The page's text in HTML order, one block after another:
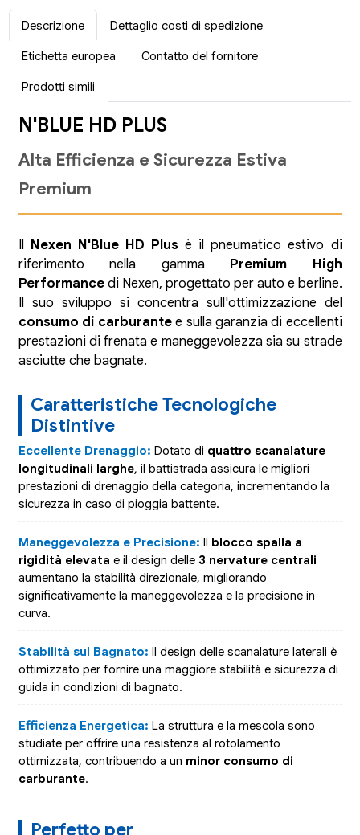
Descrizione Dettaglio costi di spedizione
Etichetta europea Contatto del fornitore
Prodotti simili
N'BLUE HD PLUS
Alta Efficienza e Sicurezza Estiva
Premium
Il Nexen N'Blue HD Plusè il pneumatico estivo di
riferimento nella gamma Premium High
Performancedi Nexen, progettato per auto e berline.
Il suo sviluppo si concentra sull'ottimizzazione del
consumo di carburantee sulla garanzia di eccellenti
prestazioni di frenata e maneggevolezza sia su strade
asciutte che bagnate.
Caratteristiche Tecnologiche
Distintive
Eccellente Drenaggio: Dotato di quattro scanalature
longitudinali larghe, il battistrada assicura le migliori
prestazioni di drenaggio della categoria, incrementando la
sicurezza in caso di pioggia battente.
Maneggevolezza e Precisione:
blocco spalla a
rigidità elevata e il design delle 3 nervature centrali
aumentano la stabilità direzionale, migliorando
significativamente la maneggevolezza e la precisione in
curva.
Stabilità sul Bagnato: Il design delle scanalature laterali è
ottimizzato per fornire una maggiore stabilità e sicurezza di
guida in condizioni di bagnato.
Efficienza Energetica: La struttura e la mescola sono
studiate per offrire una resistenza al rotolamento
ottimizzata, contribuendo a un minor consumo di
carburante.
Perfetto per